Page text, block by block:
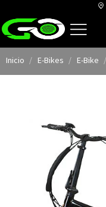
Inicio E-Bikes E-Bike